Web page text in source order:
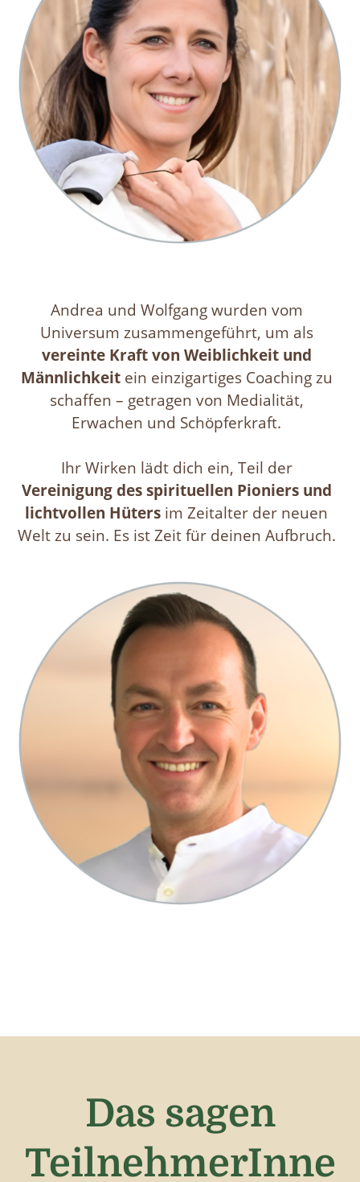
Andrea und Wolfgang wurden vom
Universum zusammengeführt, um als
vereinte Kraft von Weiblichkeit und
Männlichkeitein einzigartiges Coaching zu
schaffen – getragen von Medialität,
Erwachen und Schöpferkraft.
Ihr Wirken lädt dich ein, Teil der
Vereinigung des spirituellen Pioniers und
lichtvollen Hüters im Zeitalter der neuen
Welt zu sein. Es ist Zeit für deinen Aufbruch.
Das sagen
TeilnehmerInne